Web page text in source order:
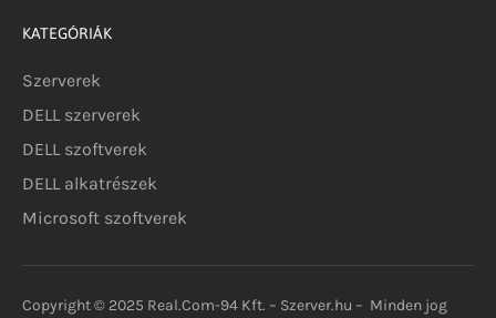
KATEGÓRIÁK
Szerverek
DELL szerverek
DELL szoftverek
DELL alkatrészek
Microsoft szoftverek
Copyright © 2025 Real.Com-94 Kft. – Szerver.hu – Minden jog